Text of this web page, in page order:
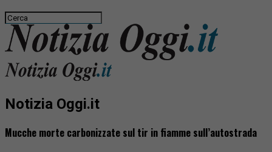
Notizia Oggi.it
Mucche morte carbonizzate sul tir in fiamme sull’autostrada